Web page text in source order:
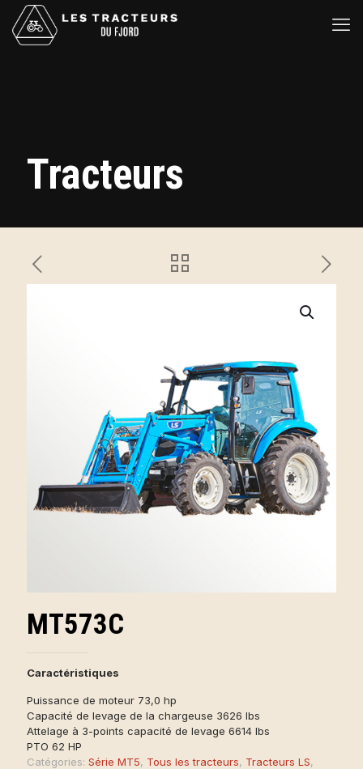
Tracteurs
MT573C
Caractéristiques
Puissance de moteur 73,0 hp
Capacité de levage de la chargeuse 3626 lbs
Attelage à 3-points capacité de levage 6614 lbs
PTO 62 HP
Catégories: Série MT5, Tous les tracteurs, Tracteurs LS,